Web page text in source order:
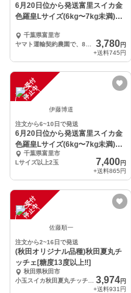
6月20日位から発送富里スイカ金
色羅皇Lサイズ(6kg〜7kg未満)1
千葉県富里市
3,780円
+送料745円
注
文
受
付
停
止
中
伊藤博道
注文から6~10日で発送
6月20日位から発送富里スイカ金
色羅皇Lサイズ(6kg〜7kg未満)2
玉入り。
千葉県富里市
Lサイズ以上2玉
7,400円
+送料865円
注
文
受
付
停
止
中
佐藤順一
注文から2~16日で発送
(秋田オリジナル品種)秋田夏丸チ
ッチェ[糖度13度以上‼︎]
秋田県秋田市
3,974円
+送料931円